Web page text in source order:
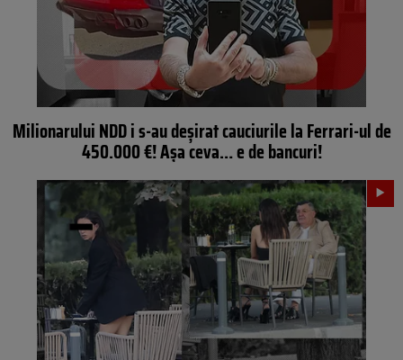
Milionarului NDD i s-au deșirat cauciurile la Ferrari-ul de
450.000 €! Așa ceva… e de bancuri!